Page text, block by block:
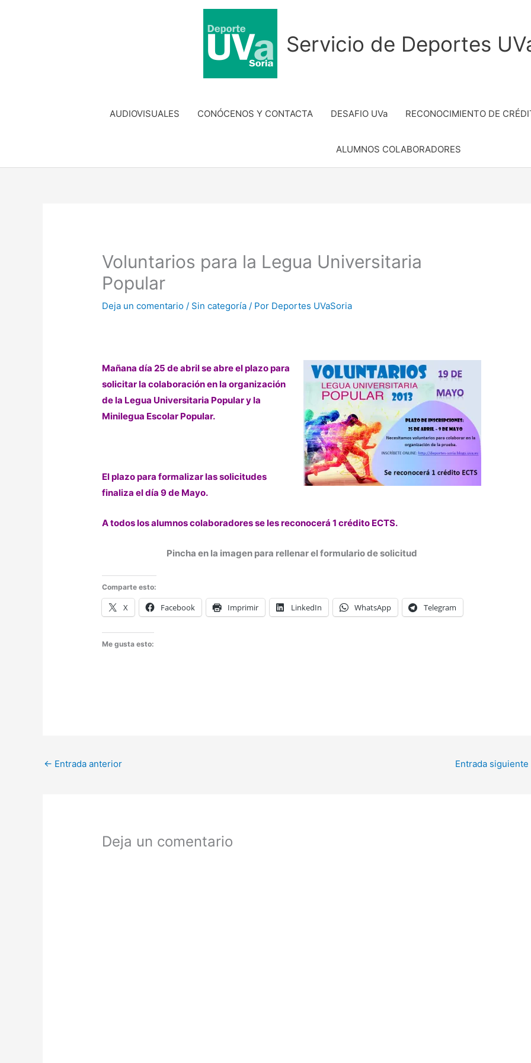
Servicio de Deportes
AUDIOVISUALES CONÓCENOS Y CONTACTA DESAFIO UVa RECONOCIMIENTO DE
ALUMNOS COLABORADORES
Voluntarios para la Legua Universitaria
Popular
Deja un comentario / Sin categoría / Por Deportes UVaSoria
Mañana día 25 de abril se abre el plazo para
solicitar la colaboración en la organización
de la Legua Universitaria Popular y la
Minilegua Escolar Popular.
El plazo para formalizar las solicitudes
finaliza el día 9 de Mayo.
A todos los alumnos colaboradores se les reconocerá 1 crédito ECTS.
Pincha en la imagen para rellenar el formulario de solicitud
Comparte esto:
X Facebook Imprimir LinkedIn WhatsApp Telegram
Me gusta esto:
← Entrada anterior Entrada siguiente
Deja un comentario